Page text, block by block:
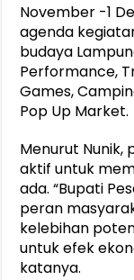
November -1
agenda
budaya
Performance,
Games,
Pop Up Market.
Menurut
aktif untuk
ada. “Bupati
peran
kelebihan
untuk efek
katanya.